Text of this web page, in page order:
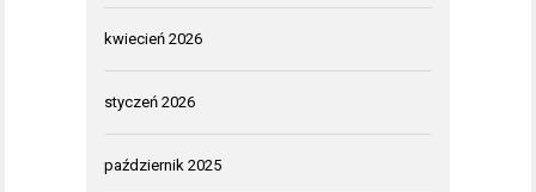
kwiecień 2026
styczeń 2026
październik 2025